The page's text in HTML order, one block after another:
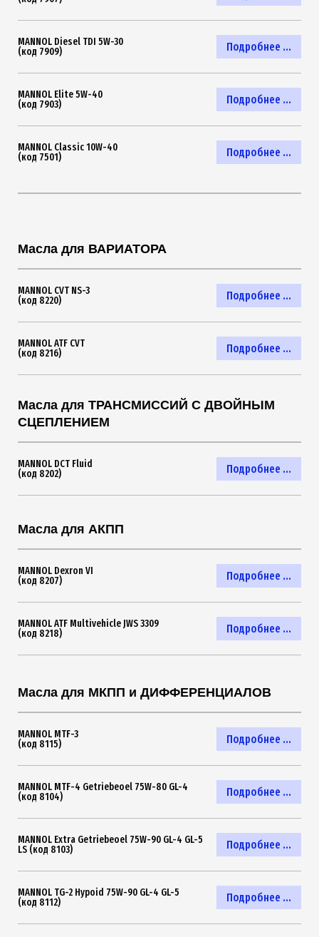
Подробнее ...
MANNOL Diesel TDI 5W-30
(код 7909)
Подробнее ...
MANNOL Elite 5W-40
(код 7903)
Подробнее ...
MANNOL Classic 10W-40
(код 7501)
Масла для ВАРИАТОРА
Подробнее ...
MANNOL CVT NS-3
(код 8220)
Подробнее ...
MANNOL ATF CVT
(код 8216)
Масла для ТРАНСМИССИЙ С ДВОЙНЫМ
СЦЕПЛЕНИЕМ
Подробнее ...
MANNOL DCT Fluid
(код 8202)
Масла для АКПП
Подробнее ...
MANNOL Dexron VI
(код 8207)
Подробнее ...
MANNOL ATF Multivehicle JWS 3309
(код 8218)
Масла для МКПП и ДИФФЕРЕНЦИАЛОВ
Подробнее ...
MANNOL MTF-3
(код 8115)
Подробнее ...
MANNOL MTF-4 Getriebeoel 75W-80 GL-4
(код 8104)
Подробнее ...
MANNOL Extra Getriebeoel 75W-90 GL-4 GL-5
LS (код 8103)
Подробнее ...
MANNOL TG-2 Hypoid 75W-90 GL-4 GL-5
(код 8112)